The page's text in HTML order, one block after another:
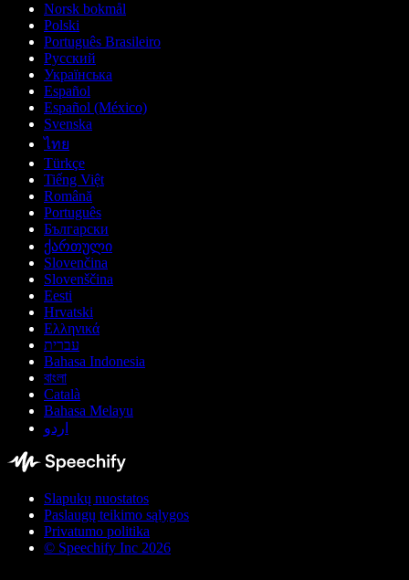
Norsk bokmål
Polski
Português Brasileiro
Русский
Українська
Español
Español (México)
Svenska
ไทย
Türkçe
Tiếng Việt
Română
Português
Български
ქართული
Slovenčina
Slovenščina
Eesti
Hrvatski
Ελληνικά
עברית
Bahasa Indonesia
বাংলা
Català
Bahasa Melayu
اردو
Slapukų nuostatos
Paslaugų teikimo sąlygos
Privatumo politika
© Speechify Inc 2026